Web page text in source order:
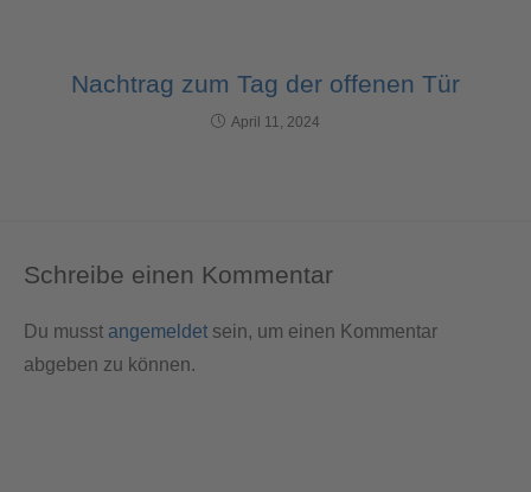
Nachtrag zum Tag der offenen Tür
April 11, 2024
Schreibe einen Kommentar
Du musst angemeldet sein, um einen Kommentar
abgeben zu können.